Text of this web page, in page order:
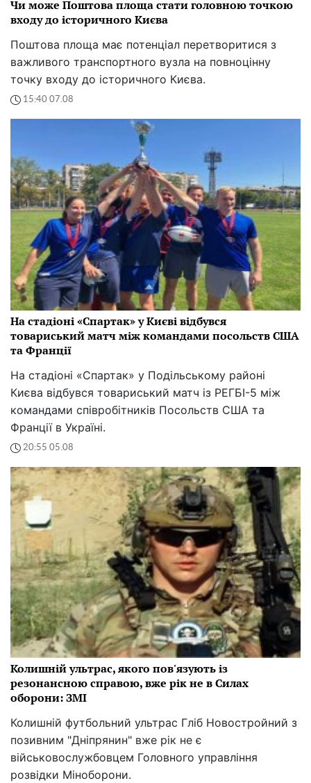
Чи може Поштова площа стати головною точкою
входу до історичного Києва
Поштова площа має потенціал перетворитися з
важливого транспортного вузла на повноцінну
точку входу до історичного Києва.
15:40 07.08
На стадіоні «Спартак» у Києві відбувся
товариський матч між командами посольств США
та Франції
На стадіоні «Спартак» у Подільському районі
Києва відбувся товариський матч із РЕГБІ-5 між
командами співробітників Посольств США та
Франції в Україні.
20:55 05.08
Колишній ультрас, якого пов'язують із
резонансною справою, вже рік не в Силах
оборони: ЗМІ
Колишній футбольний ультрас Гліб Новостройний з
позивним "Дніпрянин" вже рік не є
військовослужбовцем Головного управління
розвідки Міноборони.